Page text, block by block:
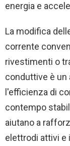
energia e
La modifica
corrente
rivestimenti o
conduttive è un
l'efficienza di
contempo
aiutano a
elettrodi attivi e